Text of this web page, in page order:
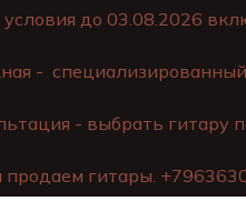
до 03.08.2026
-
- выбрать
гитары.